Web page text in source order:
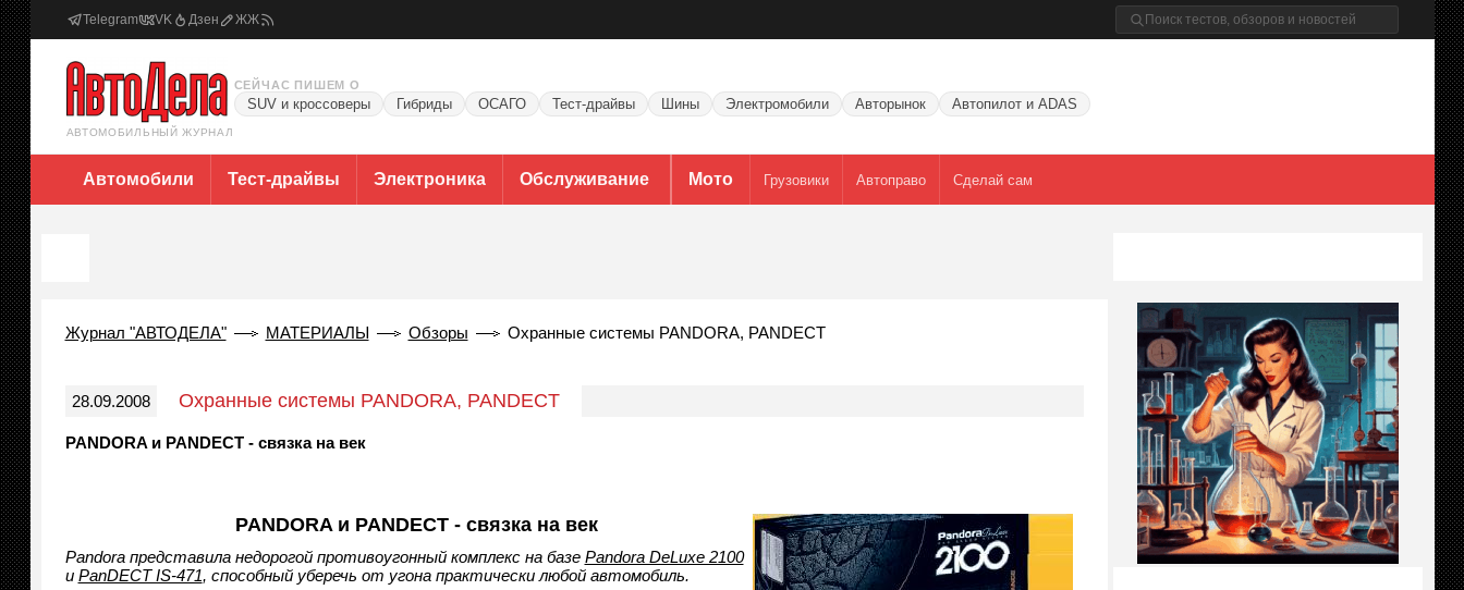
Telegram VK Дзен ЖЖ
АВТОМОБИЛЬНЫЙ ЖУРНАЛ
СЕЙЧАС ПИШЕМ О
SUV и кроссоверы Гибриды ОСАГО Тест-драйвы Шины Электромобили Авторынок Автопилот и ADAS
Автомобили Тест-драйвы Электроника Обслуживание Мото Грузовики Автоправо Сделай сам
Журнал "АВТОДЕЛА" МАТЕРИАЛЫ Обзоры Охранные системы PANDORA, PANDECT
28.09.2008 Охранные системы PANDORA, PANDECT
PANDORA и PANDECT - связка на век
PANDORA и PANDECT - связка на век
Pandora представила недорогой противоугонный комплекс на базе Pandora DeLuxe 2100
и PanDECT IS-471, способный уберечь от угона практически любой автомобиль.